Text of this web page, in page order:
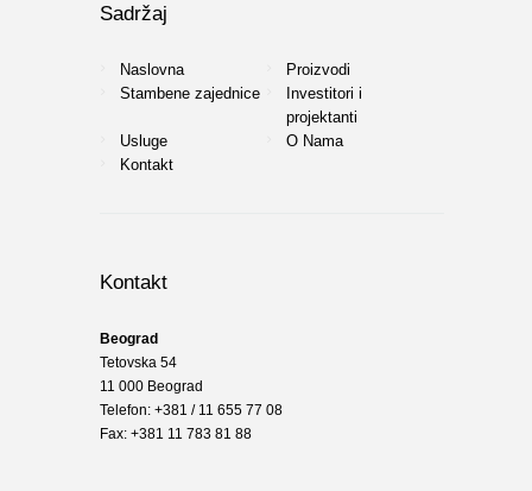
Sadržaj
Naslovna
Proizvodi
Stambene zajednice
Investitori i
projektanti
Usluge
O Nama
Kontakt
Kontakt
Beograd
Tetovska 54
11 000 Beograd
Telefon: +381 / 11 655 77 08
Fax: +381 11 783 81 88